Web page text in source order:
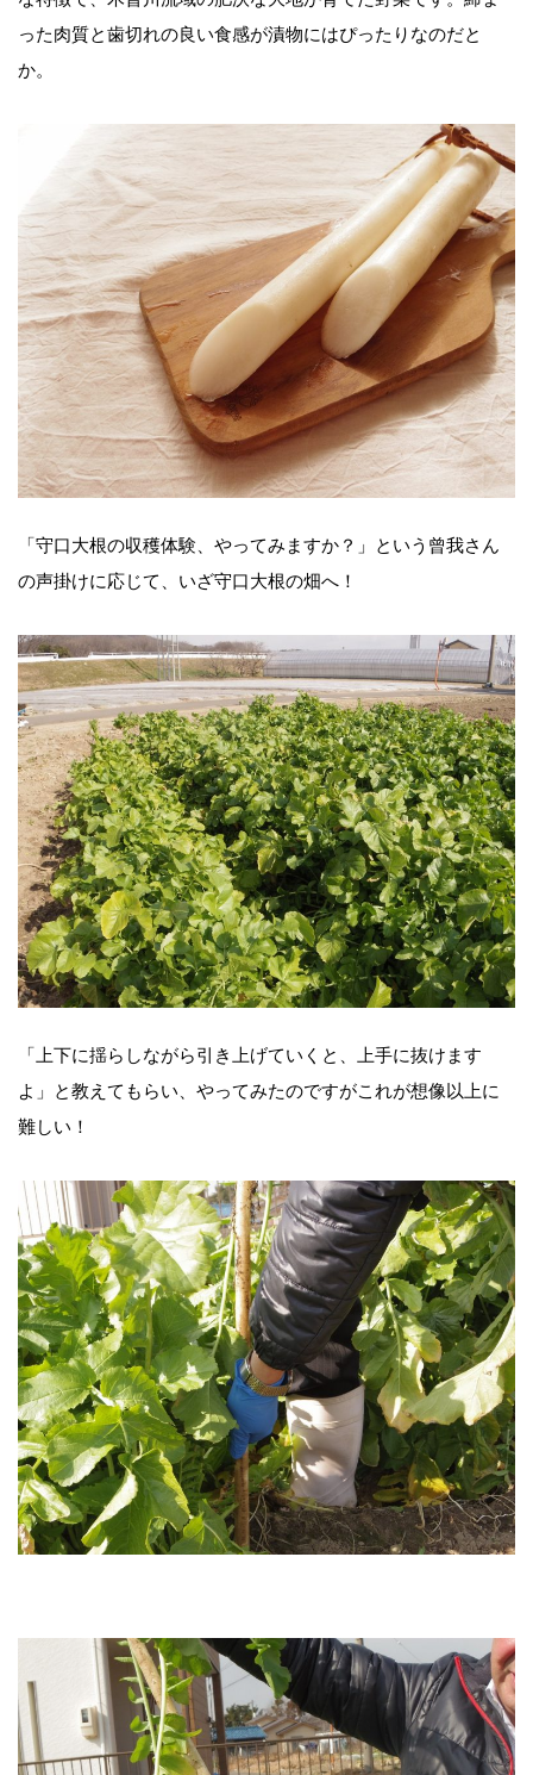
った肉質と歯切れの良い食感が漬物にはぴったりなのだと
か。
「守口大根の収穫体験、やってみますか？」という曾我さん
の声掛けに応じて、いざ守口大根の畑へ！
「上下に揺らしながら引き上げていくと、上手に抜けます
よ」と教えてもらい、やってみたのですがこれが想像以上に
難しい！